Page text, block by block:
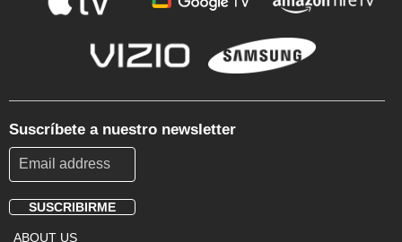
Suscríbete a nuestro newsletter
SUSCRIBIRME
ABOUT US